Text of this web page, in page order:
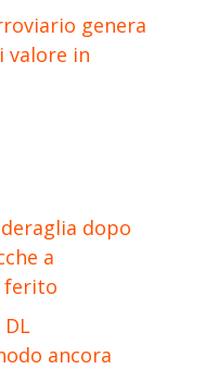
genera
valore in
dopo
a
ferito
ancora